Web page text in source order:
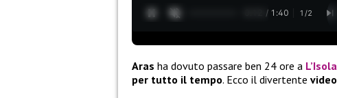
0:13 / 1:40 1 /2
Aras ha dovuto passare ben 24 ore a L’Isola
per tutto il tempo. Ecco il divertente video